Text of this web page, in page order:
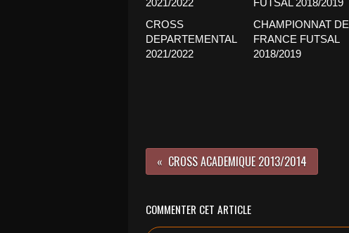
CROSS
DEPARTEMENTAL
2021/2022
CHAMPIONNAT DE
FRANCE FUTSAL
2018/2019
CROSS ACADEMIQUE 2013/2014
COMMENTER CET ARTICLE